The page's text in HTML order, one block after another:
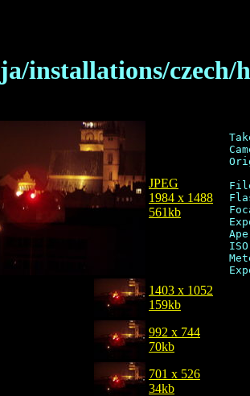
installations/czech/
JPEG
1984 x 1488
561kb
1403 x 1052
159kb
992 x 744
70kb
701 x 526
34kb